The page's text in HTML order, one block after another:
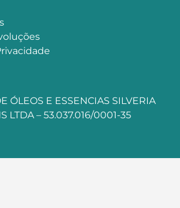
ÓLEOS E ESSENCIAS SILVERIA
LTDA – 53.037.016/0001-35